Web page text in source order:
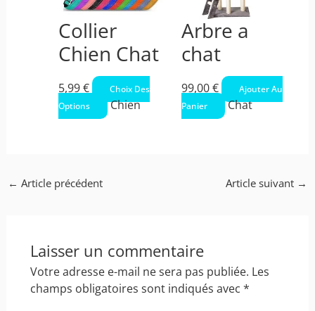
Collier
Chien Chat
5,99€
Choix Des
Options
peuvent
être
sur
la
Chien
Arbre a
chat
99,00€
Ajouter Au
Panier
Chat
← Article précédent Article suivant →
Laisser un commentaire
Votre adresse e-mail ne sera pas publiée. Les
champs obligatoires sont indiqués avec *